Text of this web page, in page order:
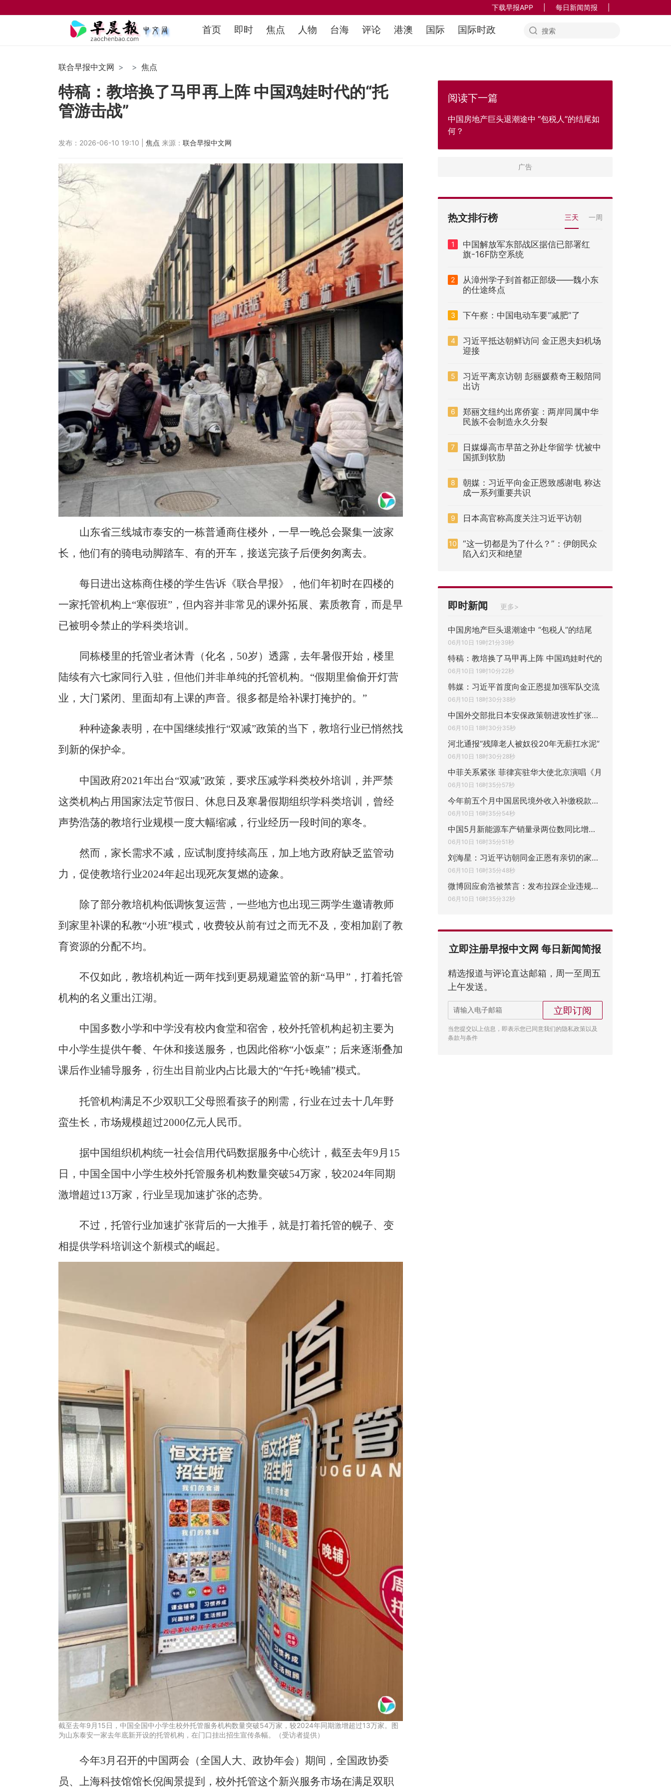
下载早报APP 每日新闻简报
首页 即时 焦点 人物 台海 评论 港澳 国际 国际时政
联合早报中文网 焦点
特稿：教培换了马甲再上阵 中国鸡娃时代的“托
管游击战”
发布：2026-06-10 19:10 | 焦点 来源： 联合早报中文网
山东省三线城市泰安的一栋普通商住楼外，一早一晚总会聚集一波家
长，他们有的骑电动脚踏车、有的开车，接送完孩子后便匆匆离去。
每日进出这栋商住楼的学生告诉《联合早报》，他们年初时在四楼的
一家托管机构上“寒假班”，但内容并非常见的课外拓展、素质教育，而是早
已被明令禁止的学科类培训。
同栋楼里的托管业者沐青（化名，50岁）透露，去年暑假开始，楼里
陆续有六七家同行入驻，但他们并非单纯的托管机构。“假期里偷偷开灯营
业，大门紧闭、里面却有上课的声音。很多都是给补课打掩护的。”
种种迹象表明，在中国继续推行“双减”政策的当下，教培行业已悄然找
到新的保护伞。
中国政府2021年出台“双减”政策，要求压减学科类校外培训，并严禁
这类机构占用国家法定节假日、休息日及寒暑假期组织学科类培训，曾经
声势浩荡的教培行业规模一度大幅缩减，行业经历一段时间的寒冬。
然而，家长需求不减，应试制度持续高压，加上地方政府缺乏监管动
力，促使教培行业2024年起出现死灰复燃的迹象。
除了部分教培机构低调恢复运营，一些地方也出现三两学生邀请教师
到家里补课的私教“小班”模式，收费较从前有过之而无不及，变相加剧了教
育资源的分配不均。
不仅如此，教培机构近一两年找到更易规避监管的新“马甲”，打着托管
机构的名义重出江湖。
中国多数小学和中学没有校内食堂和宿舍，校外托管机构起初主要为
中小学生提供午餐、午休和接送服务，也因此俗称“小饭桌”；后来逐渐叠加
课后作业辅导服务，衍生出目前业内占比最大的“午托+晚辅”模式。
托管机构满足不少双职工父母照看孩子的刚需，行业在过去十几年野
蛮生长，市场规模超过2000亿元人民币。
据中国组织机构统一社会信用代码数据服务中心统计，截至去年9月15
日，中国全国中小学生校外托管服务机构数量突破54万家，较2024年同期
激增超过13万家，行业呈现加速扩张的态势。
不过，托管行业加速扩张背后的一大推手，就是打着托管的幌子、变
相提供学科培训这个新模式的崛起。
截至去年9月15日，中国全国中小学生校外托管服务机构数量突破54万家，较2024年同期激增超过13万家。图
为山东泰安一家去年底新开设的托管机构，在门口挂出招生宣传条幅。（受访者提供）
今年3月召开的中国两会（全国人大、政协年会）期间，全国政协委
员、上海科技馆馆长倪闽景提到，校外托管这个新兴服务市场在满足双职
阅读下一篇
中国房地产巨头退潮途中 “包税人”的结尾如
何？
热文排行榜 三天 一周
1
中国解放军东部战区据信已部署红
旗-16F防空系统
2
从漳州学子到首都正部级——魏小东
的仕途终点
3 下午察：中国电动车要“减肥”了
4
习近平抵达朝鲜访问 金正恩夫妇机场
迎接
5
习近平离京访朝 彭丽媛蔡奇王毅陪同
出访
6
郑丽文纽约出席侨宴：两岸同属中华
民族不会制造永久分裂
7
日媒爆高市早苗之孙赴华留学 忧被中
国抓到软肋
8
朝媒：习近平向金正恩致感谢电 称达
成一系列重要共识
9 日本高官称高度关注习近平访朝
10
“这一切都是为了什么？”：伊朗民众
陷入幻灭和绝望
即时新闻 更多>
中国房地产巨头退潮途中 “包税人”的结尾
06月10日 19时21分39秒
特稿：教培换了马甲再上阵 中国鸡娃时代的
06月10日 19时10分22秒
韩媒：习近平首度向金正恩提加强军队交流
06月10日 18时30分38秒
中国外交部批日本安保政策朝进攻性扩张性方
06月10日 18时30分35秒
河北通报“残障老人被奴役20年无薪扛水泥”
06月10日 18时30分28秒
中菲关系紧张 菲律宾驻华大使北京演唱《月
06月10日 16时35分57秒
今年前五个月中国居民境外收入补缴税款过百
06月10日 16时35分54秒
中国5月新能源车产销量录两位数同比增长 出
06月10日 16时35分51秒
刘海星：习近平访朝同金正恩有亲切的家庭式
06月10日 16时35分48秒
微博回应俞浩被禁言：发布拉踩企业违规内容
06月10日 16时35分32秒
立即注册早报中文网 每日新闻简报
精选报道与评论直达邮箱，周一至周五
上午发送。
立即订阅
当您提交以上信息，即表示您已同意我们的隐私政策以及
条款与条件